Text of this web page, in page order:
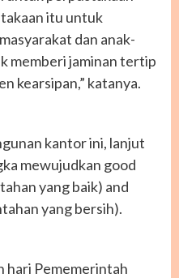
itu untuk
dan anak-
memberi jaminan tertip
kearsipan,” katanya.
kantor ini, lanjut
mewujudkan good
yang baik) and
yang bersih).
hari Pememerintah